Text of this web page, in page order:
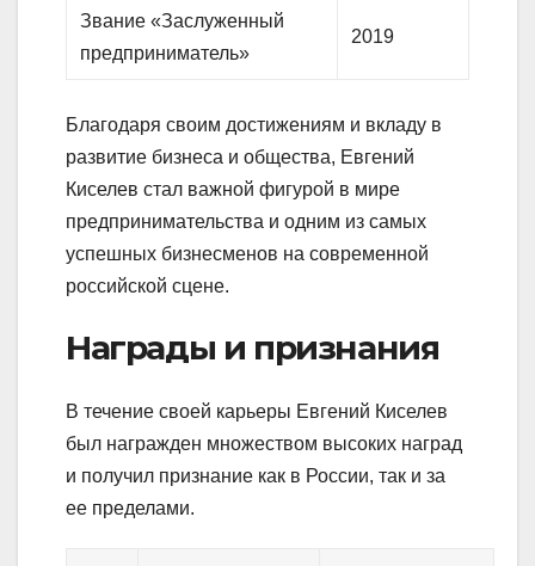
Звание «Заслуженный
предприниматель»
2019
Благодаря своим достижениям и вкладу в
развитие бизнеса и общества, Евгений
Киселев стал важной фигурой в мире
предпринимательства и одним из самых
успешных бизнесменов на современной
российской сцене.
Награды и признания
В течение своей карьеры Евгений Киселев
был награжден множеством высоких наград
и получил признание как в России, так и за
ее пределами.